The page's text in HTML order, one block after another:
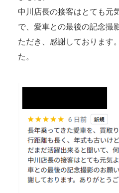
中川店長の接客はとても元
で、愛車との最後の記念撮
ただき、感謝しております
た。